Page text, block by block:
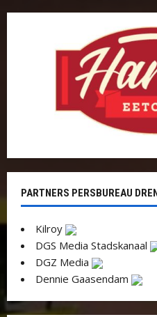
PARTNERS PERSBUREAU
Kilroy
DGS Media Stadskanaal
DGZ Media
Dennie Gaasendam